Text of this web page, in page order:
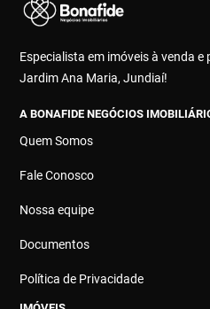
Especialista em imóveis à venda
Jardim Ana Maria, Jundiaí!
A BONAFIDE NEGÓCIOS
Quem Somos
Fale Conosco
Nossa equipe
Documentos
Política de Privacidade